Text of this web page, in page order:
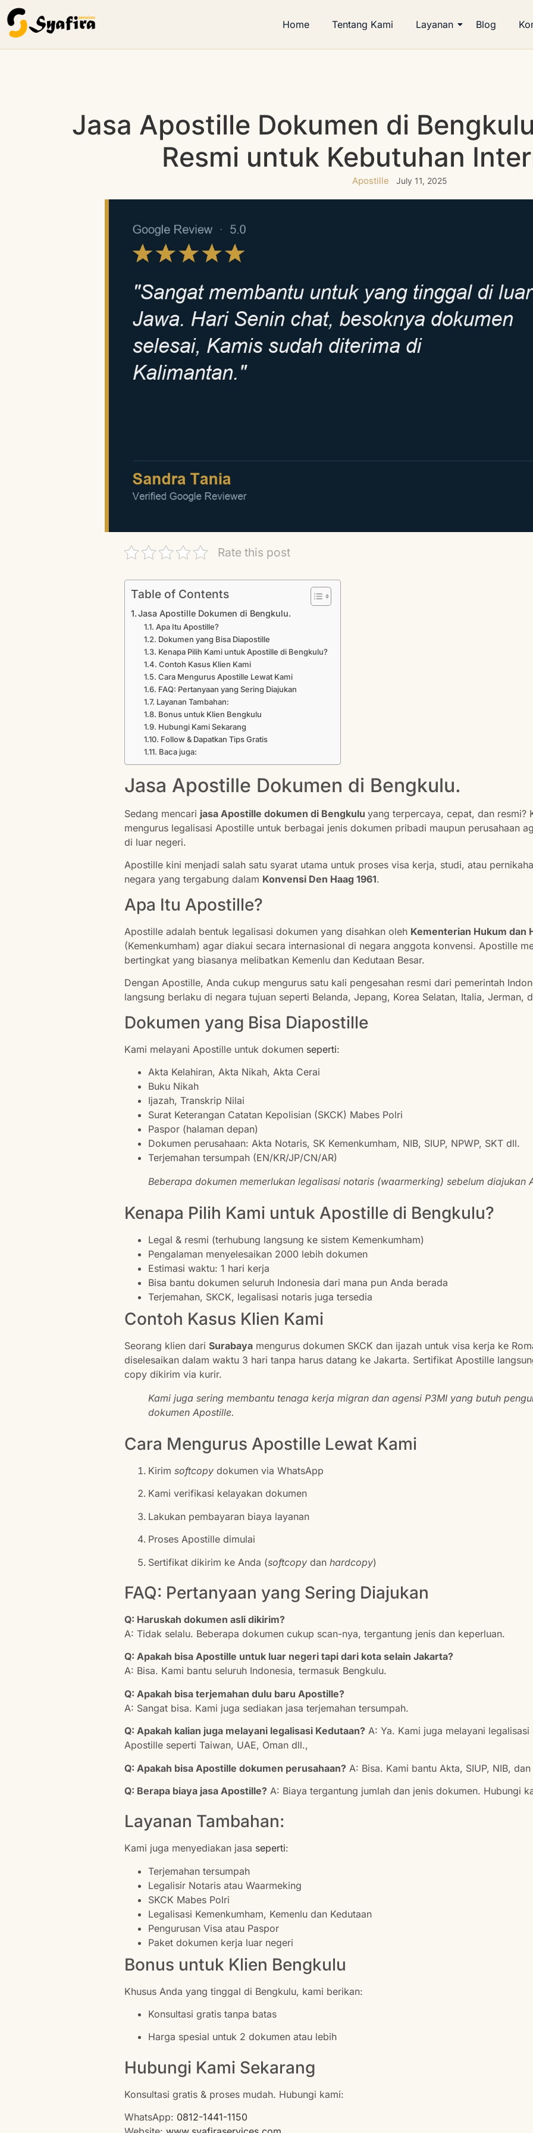
Home Tentang Kami Layanan Blog
Jasa Apostille Dokumen di
Resmi untuk Kebutuhan
Apostille July 11, 2025
Rate this post
Table of Contents
Jasa Apostille Dokumen di Bengkulu.
Apa Itu Apostille?
Dokumen yang Bisa Diapostille
Kenapa Pilih Kami untuk Apostille di Bengkulu?
Contoh Kasus Klien Kami
Cara Mengurus Apostille Lewat Kami
FAQ: Pertanyaan yang Sering Diajukan
Layanan Tambahan:
Bonus untuk Klien Bengkulu
Hubungi Kami Sekarang
Follow & Dapatkan Tips Gratis
Baca juga:
Jasa Apostille Dokumen di Bengkulu.
Sedang mencari jasa Apostille dokumen di Bengkulu yang terpercaya, cepat, dan resmi?
mengurus legalisasi Apostille untuk berbagai jenis dokumen pribadi maupun perusahaan
di luar negeri.
Apostille kini menjadi salah satu syarat utama untuk proses visa kerja, studi, atau
negara yang tergabung dalam Konvensi Den Haag 1961.
Apa Itu Apostille?
Apostille adalah bentuk legalisasi dokumen yang disahkan oleh Kementerian Hukum dan
(Kemenkumham) agar diakui secara internasional di negara anggota konvensi. Apostille
bertingkat yang biasanya melibatkan Kemenlu dan Kedutaan Besar.
Dengan Apostille, Anda cukup mengurus satu kali pengesahan resmi dari pemerintah
langsung berlaku di negara tujuan seperti Belanda, Jepang, Korea Selatan, Italia, Jerman,
Dokumen yang Bisa Diapostille
Kami melayani Apostille untuk dokumen seperti:
Akta Kelahiran, Akta Nikah, Akta Cerai
Buku Nikah
Ijazah, Transkrip Nilai
Surat Keterangan Catatan Kepolisian (SKCK) Mabes Polri
Paspor (halaman depan)
Dokumen perusahaan: Akta Notaris, SK Kemenkumham, NIB, SIUP, NPWP, SKT dll.
Terjemahan tersumpah (EN/KR/JP/CN/AR)
Beberapa dokumen memerlukan legalisasi notaris (waarmerking) sebelum diajukan
Kenapa Pilih Kami untuk Apostille di Bengkulu?
Legal & resmi (terhubung langsung ke sistem Kemenkumham)
Pengalaman menyelesaikan 2000 lebih dokumen
Estimasi waktu: 1 hari kerja
Bisa bantu dokumen seluruh Indonesia dari mana pun Anda berada
Terjemahan, SKCK, legalisasi notaris juga tersedia
Contoh Kasus Klien Kami
Seorang klien dari Surabayamengurus dokumen SKCK dan ijazah untuk visa kerja ke
diselesaikan dalam waktu 3 hari tanpa harus datang ke Jakarta. Sertifikat Apostille
copy dikirim via kurir.
Kami juga sering membantu tenaga kerja migran dan agensi P3MI yang butuh
dokumen Apostille.
Cara Mengurus Apostille Lewat Kami
Kirim softcopydokumen via WhatsApp
Kami verifikasi kelayakan dokumen
Lakukan pembayaran biaya layanan
Proses Apostille dimulai
Sertifikat dikirim ke Anda (softcopydan hardcopy)
FAQ: Pertanyaan yang Sering Diajukan
Q: Haruskah dokumen asli dikirim?
A: Tidak selalu. Beberapa dokumen cukup scan-nya, tergantung jenis dan keperluan.
Q: Apakah bisa Apostille untuk luar negeri tapi dari kota selain Jakarta?
A: Bisa. Kami bantu seluruh Indonesia, termasuk Bengkulu.
Q: Apakah bisa terjemahan dulu baru Apostille?
A: Sangat bisa. Kami juga sediakan jasa terjemahan tersumpah.
Q: Apakah kalian juga melayani legalisasi Kedutaan?A: Ya. Kami juga melayani legalisasi
Apostille seperti Taiwan, UAE, Oman dll.,
Q: Apakah bisa Apostille dokumen perusahaan?A: Bisa. Kami bantu Akta, SIUP, NIB,
Q: Berapa biaya jasa Apostille?A: Biaya tergantung jumlah dan jenis dokumen. Hubungi
Layanan Tambahan:
Kami juga menyediakan jasa seperti:
Terjemahan tersumpah
Legalisir Notaris atau Waarmeking
SKCK Mabes Polri
Legalisasi Kemenkumham, Kemenlu dan Kedutaan
Pengurusan Visa atau Paspor
Paket dokumen kerja luar negeri
Bonus untuk Klien Bengkulu
Khusus Anda yang tinggal di Bengkulu, kami berikan:
Konsultasi gratis tanpa batas
Harga spesial untuk 2 dokumen atau lebih
Hubungi Kami Sekarang
Konsultasi gratis & proses mudah. Hubungi kami:
WhatsApp: 0812-1441-1150